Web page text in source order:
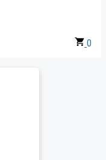
0